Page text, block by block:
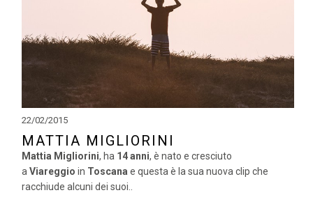
22/02/2015
MATTIA MIGLIORINI
Mattia Migliorini, ha 14 anni, è nato e cresciuto
a Viareggio in Toscana e questa è la sua nuova clip che
racchiude alcuni dei suoi..